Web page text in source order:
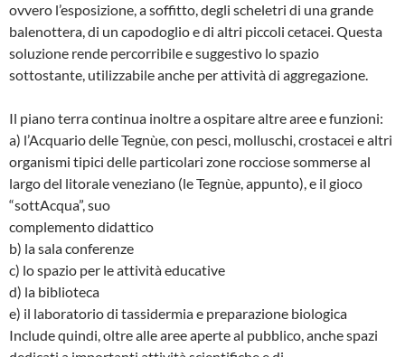
ovvero l’esposizione, a soffitto, degli scheletri di una grande
balenottera, di un capodoglio e di altri piccoli cetacei. Questa
soluzione rende percorribile e suggestivo lo spazio
sottostante, utilizzabile anche per attività di aggregazione.
Il piano terra continua inoltre a ospitare altre aree e funzioni:
a) l’Acquario delle Tegnùe, con pesci, molluschi, crostacei e altri
organismi tipici delle particolari zone rocciose sommerse al
largo del litorale veneziano (le Tegnùe, appunto), e il gioco
“sottAcqua”, suo
complemento didattico
b) la sala conferenze
c) lo spazio per le attività educative
d) la biblioteca
e) il laboratorio di tassidermia e preparazione biologica
Include quindi, oltre alle aree aperte al pubblico, anche spazi